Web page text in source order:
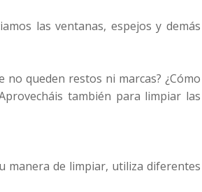
las ventanas, espejos y demás
no queden restos ni marcas? ¿Cómo
también para limpiar las
manera de limpiar, utiliza diferentes